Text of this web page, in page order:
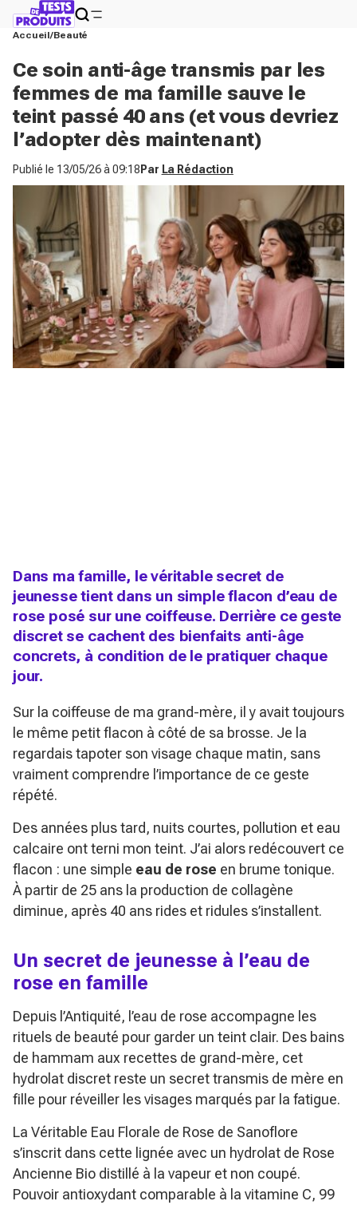
Accueil Beauté
Ce soin anti-âge transmis par les
femmes de ma famille sauve le
teint passé 40 ans (et vous devriez
l’adopter dès maintenant)
Publié le 13/05/26 à 09:18 Par La Rédaction
Dans ma famille, le véritable secret de
jeunesse tient dans un simple flacon d’eau de
rose posé sur une coiffeuse. Derrière ce geste
discret se cachent des bienfaits anti-âge
concrets, à condition de le pratiquer chaque
jour.
Sur la coiffeuse de ma grand-mère, il y avait toujours
le même petit flacon à côté de sa brosse. Je la
regardais tapoter son visage chaque matin, sans
vraiment comprendre l’importance de ce geste
répété.
Des années plus tard, nuits courtes, pollution et eau
calcaire ont terni mon teint. J’ai alors redécouvert ce
flacon : une simple eau de rose en brume tonique.
À partir de 25 ans la production de collagène
diminue, après 40 ans rides et ridules s’installent.
Un secret de jeunesse à l’eau de
rose en famille
Depuis l’Antiquité, l’eau de rose accompagne les
rituels de beauté pour garder un teint clair. Des bains
de hammam aux recettes de grand-mère, cet
hydrolat discret reste un secret transmis de mère en
fille pour réveiller les visages marqués par la fatigue.
La Véritable Eau Florale de Rose de Sanoflore
s’inscrit dans cette lignée avec un hydrolat de Rose
Ancienne Bio distillé à la vapeur et non coupé.
Pouvoir antioxydant comparable à la vitamine C, 99